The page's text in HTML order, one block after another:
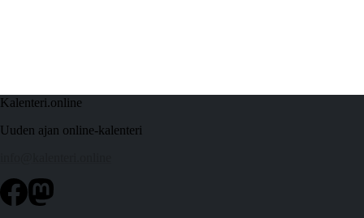
Kalenteri.online
Uuden ajan online-kalenteri